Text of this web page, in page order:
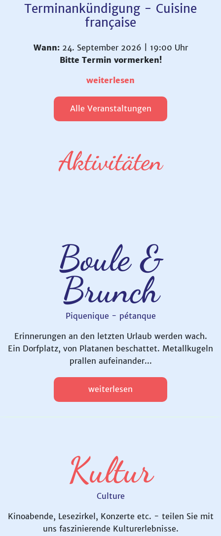
Terminankündigung - Cuisine
française
Wann: 24. September 2026 | 19:00 Uhr
Bitte Termin vormerken!
weiterlesen
Alle Veranstaltungen
Aktivitäten
Boule &
Brunch
Piquenique - pétanque
Erinnerungen an den letzten Urlaub werden wach.
Ein Dorfplatz, von Platanen beschattet. Metallkugeln
prallen aufeinander...
weiterlesen
Kultur
Culture
Kinoabende, Lesezirkel, Konzerte etc. - teilen Sie mit
uns faszinierende Kulturerlebnisse.